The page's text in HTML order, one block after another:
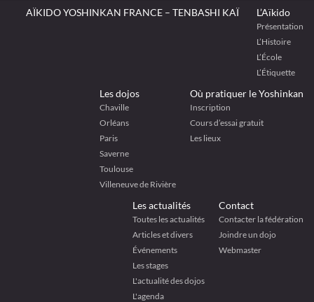
AÏKIDO YOSHINKAN FRANCE – TENBASHI KAÏ L’Aïkido
Présentation
L’Histoire
L’École
L’Étiquette
Les dojos
Chaville
Orléans
Paris
Saverne
Toulouse
Villeneuve de Rivière
Où pratiquer le Yoshinkan
Inscription
Cours d’essai gratuit
Les lieux
Les actualités
Toutes les actualités
Articles et divers
Événements
Les stages
L'actualité des dojos
L'agenda
Contact
Contacter la fédération
Joindre un dojo
Webmaster